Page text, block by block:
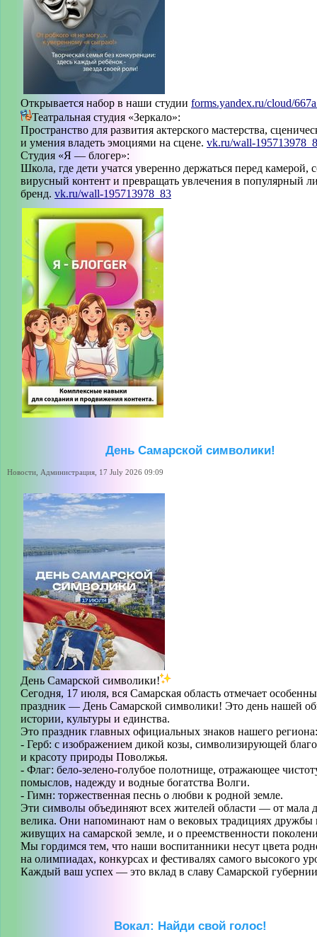
Открывается набор в наши студии forms.yandex.ru/cloud/
Театральная студия «Зеркало»:
Пространство для развития актерского мастерства,
и умения владеть эмоциями на сцене. vk.ru/wall-
Студия «Я — блогер»:
Школа, где дети учатся уверенно держаться перед камерой,
вирусный контент и превращать увлечения в популярный
бренд. vk.ru/wall-195713978_83
День Самарской символики!
Новости, Администрация, 17 July 2026 09:09
День Самарской символики!
Сегодня, 17 июля, вся Самарская область отмечает
праздник — День Самарской символики! Это день нашей
истории, культуры и единства.
Это праздник главных официальных знаков нашего региона:
- Герб: с изображением дикой козы, символизирующей
и красоту природы Поволжья.
- Флаг: бело-зелено-голубое полотнище, отражающее
помыслов, надежду и водные богатства Волги.
- Гимн: торжественная песнь о любви к родной земле.
Эти символы объединяют всех жителей области — от мала
велика. Они напоминают нам о вековых традициях дружбы
живущих на самарской земле, и о преемственности
Мы гордимся тем, что наши воспитанники несут цвета
на олимпиадах, конкурсах и фестивалях самого высокого
Каждый ваш успех — это вклад в славу Самарской
Вокал: Найди свой голос!